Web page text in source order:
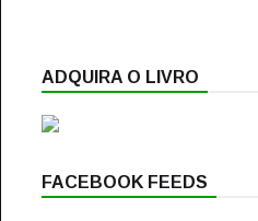
ADQUIRA O LIVRO
FACEBOOK FEEDS